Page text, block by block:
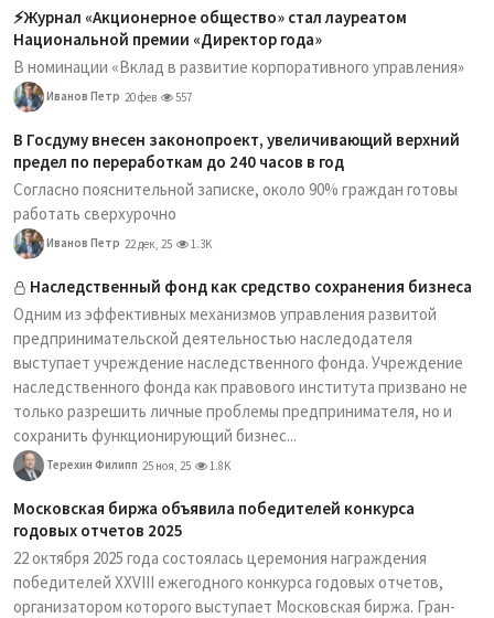
⚡️Журнал «Акционерное общество» стал лауреатом
Национальной премии «Директор года»
В номинации «Вклад в развитие корпоративного управления»
Иванов Петр 20 фев 557
В Госдуму внесен законопроект, увеличивающий верхний
предел по переработкам до 240 часов в год
Согласно пояснительной записке, около 90% граждан готовы
работать сверхурочно
Иванов Петр 22 дек, 25 1.3K
Наследственный фонд как средство сохранения бизнеса
Одним из эффективных механизмов управления развитой
предпринимательской деятельностью наследодателя
выступает учреждение наследственного фонда. Учреждение
наследственного фонда как правового института призвано не
только разрешить личные проблемы предпринимателя, но и
сохранить функционирующий бизнес...
Терехин Филипп 25 ноя, 25 1.8K
Московская биржа объявила победителей конкурса
годовых отчетов 2025
22 октября 2025 года состоялась церемония награждения
победителей XXVIII ежегодного конкурса годовых отчетов,
организатором которого выступает Московская биржа. Гран-